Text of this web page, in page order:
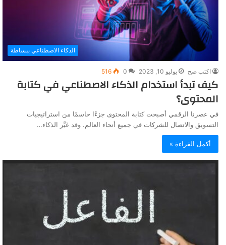
الذكاء الاصطناعي ببساطة
اكتب صح يوليو 10, 2023 0
516
كيف تبدأ استخدام الذكاء الاصطناعي في كتابة
المحتوى؟
في عصرنا الرقمي أصبحت كتابة المحتوى جزءًا حاسمًا من استراتيجيات
التسويق والاتصال للشركات في جميع أنحاء العالم. وقد غيَّر الذكاء…
أكمل القراءة »